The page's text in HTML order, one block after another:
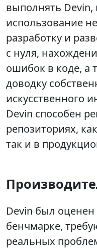
выполнять
использование
разработку и
с нуля,
ошибок в коде, а
доводку
искусственного
Devin способен
репозиториях,
так и в
Devin был оценен
бенчмарке,
реальных